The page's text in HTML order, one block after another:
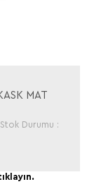
MAT
Stok Durumu :